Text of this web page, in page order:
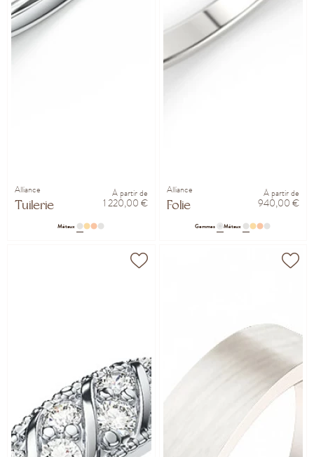
Alliance
Tuilerie
À partir de
1 220,00 €
Métaux
Alliance
Folie
À partir de
940,00 €
Gemmes Métaux